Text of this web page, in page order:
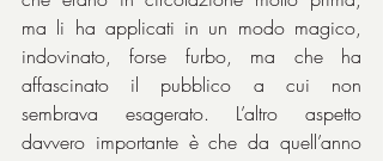
ma li ha applicati in un modo magico,
indovinato, forse furbo, ma che ha
affascinato il pubblico a cui non
sembrava esagerato. L’altro aspetto
davvero importante è che da quell’anno